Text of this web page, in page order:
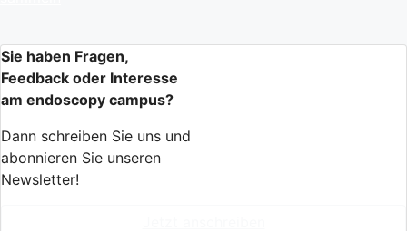
Sie haben Fragen,
Feedback oder Interesse
am endoscopy campus?
Dann schreiben Sie uns und
abonnieren Sie unseren
Newsletter!